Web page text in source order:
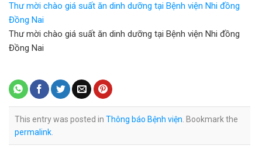
Thư mời chào giá suất ăn dinh dưỡng tại Bệnh viện Nhi đồng
Đồng Nai
Thư mời chào giá suất ăn dinh dưỡng tại Bệnh viện Nhi đồng
Đồng Nai
This entry was posted in Thông báo Bệnh viện . Bookmark the
permalink